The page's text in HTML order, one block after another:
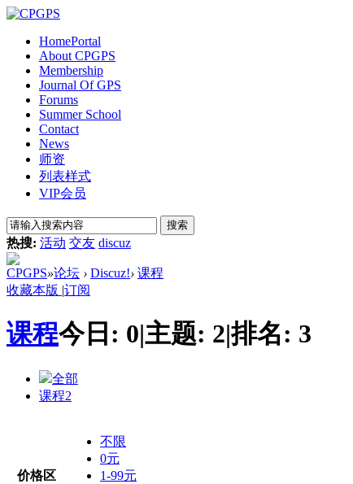
HomePortal
About CPGPS
Membership
Journal Of GPS
Forums
Summer School
Contact
News
师资
列表样式
VIP会员
搜索
热搜: 活动 交友 discuz
CPGPS»论坛 › Discuz!› 课程
收藏本版 |订阅
课程今日: 0|主题: 2|排名: 3
全部
课程2
价格区
不限
0元
1-99元